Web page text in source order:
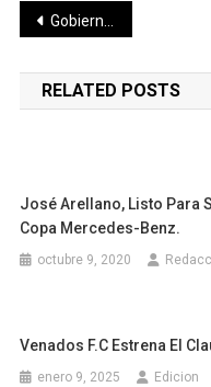
Navegación
de
entradas
Gobierno del Estado atiende a comunidades afectadas por las lluvias en el sur del estado
RELATED POSTS
José Arellano, Listo Para
Copa Mercedes-Benz.
octubre 9, 2020
Venados F.C Estrena El
enero 9, 2025 Edicion